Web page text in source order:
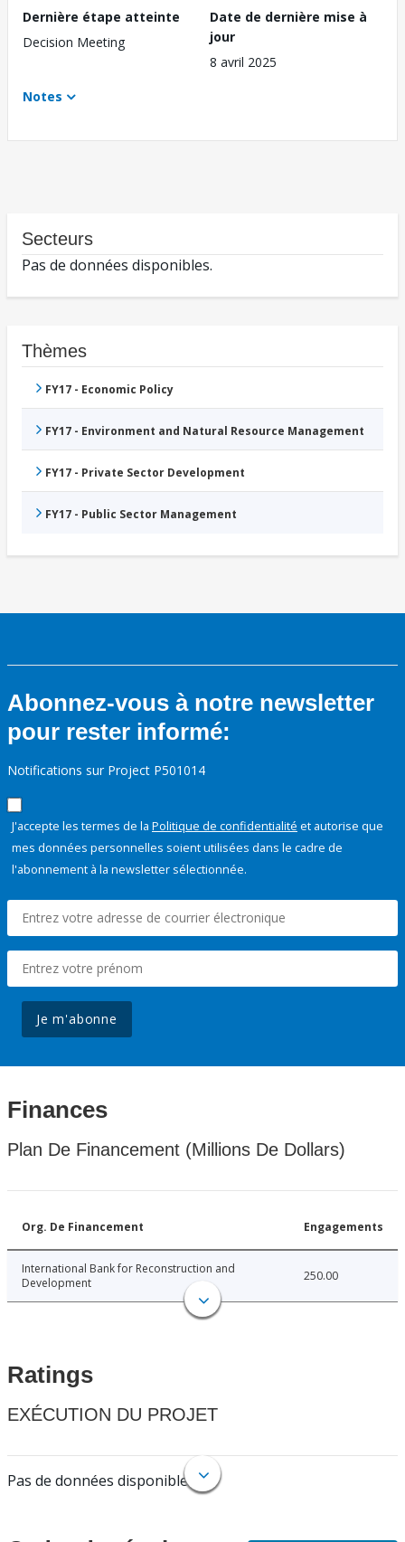
Dernière étape atteinte
Decision Meeting
Date de dernière mise à
jour
8 avril 2025
Notes
Secteurs
Pas de données disponibles.
Thèmes
FY17 - Economic Policy
FY17 - Environment and Natural Resource Management
FY17 - Private Sector Development
FY17 - Public Sector Management
Abonnez-vous à notre newsletter
pour rester informé:
Notifications sur Project P501014
J'accepte les termes de la Politique de confidentialité et autorise que
mes données personnelles soient utilisées dans le cadre de
l'abonnement à la newsletter sélectionnée.
Je m'abonne
Finances
Plan De Financement (Millions De Dollars)
Org. De Financement Engagements
International Bank for Reconstruction and
Development
250.00
Ratings
EXÉCUTION DU PROJET
Pas de données disponibles.